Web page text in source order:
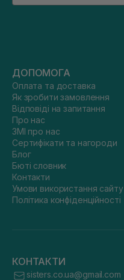
ДОПОМОГА
Оплата та доставка
Як зробити замовлення
Відповіді на запитання
Про нас
ЗМІ про нас
Сертифікати та нагороди
Блог
Бюті словник
Контакти
Умови використання сайту
Політика конфіденційності
КОНТАКТИ
sisters.co.ua@gmail.com